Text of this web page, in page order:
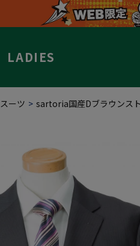
LADIES
スーツ sartoria国産Dブラウンス